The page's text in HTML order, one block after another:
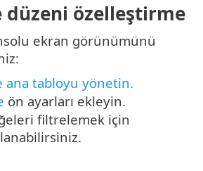
düzeni özelleştirme
ekran görünümünü
ana tabloyu yönetin.
ön ayarları ekleyin.
filtrelemek için